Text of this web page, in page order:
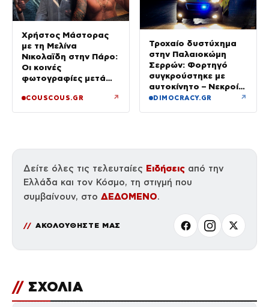
Χρήστος Μάστορας
με τη Μελίνα
Νικολαϊδη στην Πάρο:
Οι κοινές
φωτογραφίες μετά
τη Γαρυφαλιά
COUSCOUS.GR ↗
Τροχαίο δυστύχημα
στην Παλαιοκώμη
Σερρών: Φορτηγό
συγκρούστηκε με
αυτοκίνητο – Νεκροί
οι επιβάτες του ΙΧ
DIMOCRACY.GR ↗
Δείτε όλες τις τελευταίες Ειδήσεις από την
Ελλάδα και τον Κόσμο, τη στιγμή που
συμβαίνουν, στο ΔΕΔΟΜΕΝΟ.
ΑΚΟΛΟΥΘΗΣΤΕ ΜΑΣ
// ΣΧΟΛΙΑ